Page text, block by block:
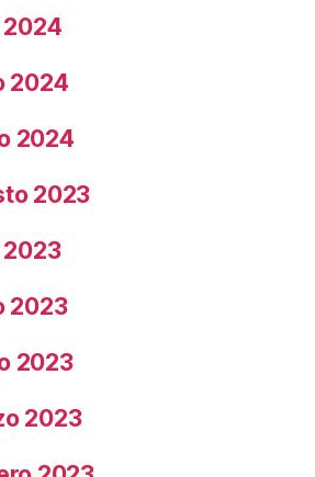
2024
2024
2023
2023
2023
2023